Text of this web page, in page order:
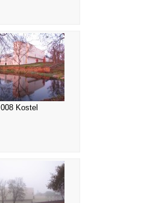
008 Kostel